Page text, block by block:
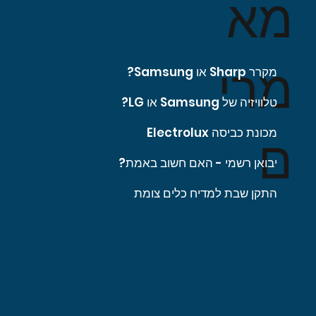
מא
מרי
ם
מקרר Sharp או Samsung?
טלוויזיה של Samsung או LG?
מכונת כביסה Electrolux
יבואן רשמי - האם חשוב באמת?
התקן שבת למדיח כלים צומת